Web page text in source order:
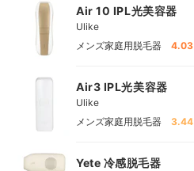
Air 10 IPL光美容器
Ulike
メンズ家庭用脱毛器
4.03
Air3 IPL光美容器
Ulike
メンズ家庭用脱毛器
3.44
Yete 冷感脱毛器